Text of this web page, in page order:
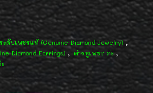
ะดับเพชรแท้ (Genuine Diamond Jewelry),
Diamond Earrings) , ต่างหูเพชร ค่ะ,